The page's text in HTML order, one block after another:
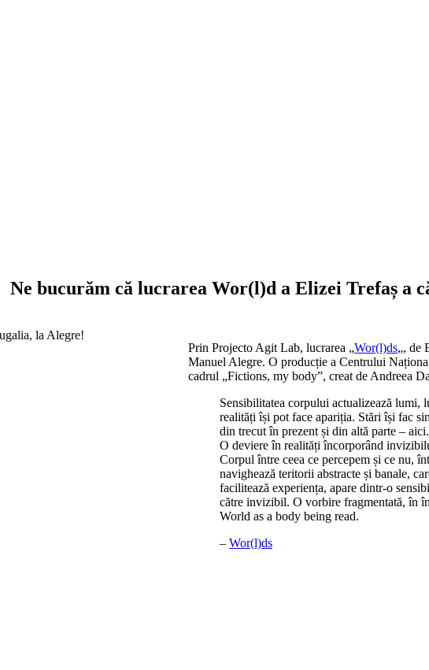
Ne bucurăm că lucrarea Wor(l)d a Elizei Trefaș a
Prin Projecto Agit Lab, lucrarea „Wor(l)ds„, de
Manuel Alegre. O producție a Centrului
cadrul „Fictions, my body”, creat de Andreea
Sensibilitatea corpului actualizează lumi,
realități își pot face apariția. Stări își fac
din trecut în prezent și din altă parte – aici.
O deviere în realități încorporând
Corpul între ceea ce percepem și ce nu,
navighează teritorii abstracte și banale,
facilitează experiența, apare dintr-o
către invizibil. O vorbire fragmentată, în
World as a body being read.
– Wor(l)ds